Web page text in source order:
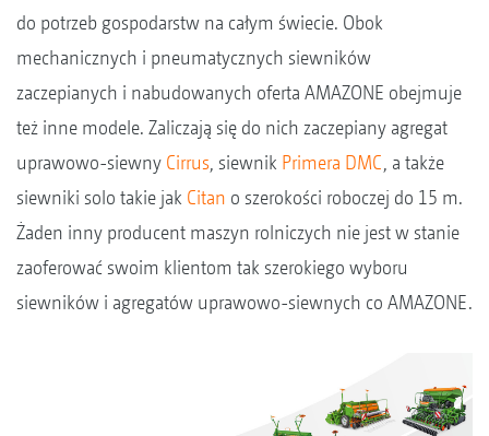
do potrzeb gospodarstw na całym świecie. Obok
mechanicznych i pneumatycznych siewników
zaczepianych i nabudowanych oferta AMAZONE obejmuje
też inne modele. Zaliczają się do nich zaczepiany agregat
uprawowo-siewny Cirrus , siewnik Primera DMC , a także
siewniki solo takie jak Citan o szerokości roboczej do 15 m.
Żaden inny producent maszyn rolniczych nie jest w stanie
zaoferować swoim klientom tak szerokiego wyboru
siewników i agregatów uprawowo-siewnych co AMAZONE.